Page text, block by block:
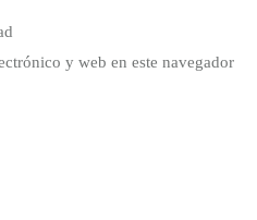
y web en este navegador